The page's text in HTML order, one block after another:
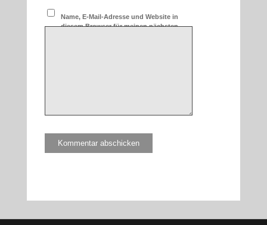
Name, E-Mail-Adresse und Website in
diesem Browser für meinen nächsten